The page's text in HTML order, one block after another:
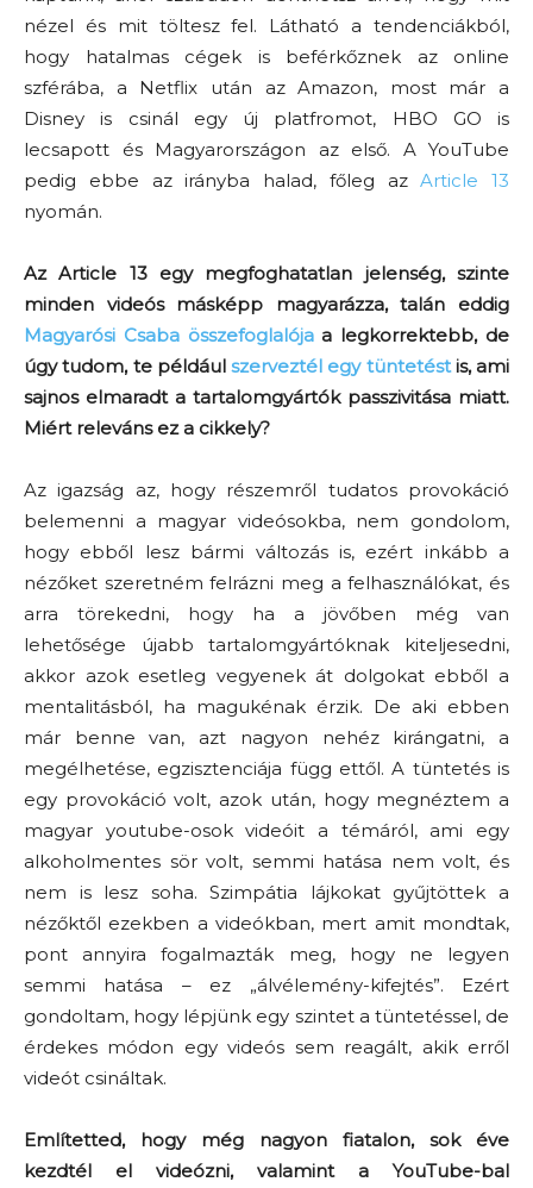
nézel és mit töltesz fel. Látható a tendenciákból,
hogy hatalmas cégek is beférkőznek az online
szférába, a Netflix után az Amazon, most már a
Disney is csinál egy új platfromot, HBO GO is
lecsapott és Magyarországon az első. A YouTube
pedig ebbe az irányba halad, főleg azArticle 13
nyomán.
Az Article 13 egy megfoghatatlan jelenség, szinte
minden videós másképp magyarázza, talán eddig
Magyarósi Csaba összefoglalója a legkorrektebb, de
úgy tudom, te például szerveztél egy tüntetést is, ami
sajnos elmaradt a tartalomgyártók passzivitása miatt.
Miért releváns ez a cikkely?
Az igazság az, hogy részemről tudatos provokáció
belemenni a magyar videósokba, nem gondolom,
hogy ebből lesz bármi változás is, ezért inkább a
nézőket szeretném felrázni meg a felhasználókat, és
arra törekedni, hogy ha a jövőben még van
lehetősége újabb tartalomgyártóknak kiteljesedni,
akkor azok esetleg vegyenek át dolgokat ebből a
mentalitásból, ha magukénak érzik. De aki ebben
már benne van, azt nagyon nehéz kirángatni, a
megélhetése, egzisztenciája függ ettől. A tüntetés is
egy provokáció volt, azok után, hogy megnéztem a
magyar youtube-osok videóit a témáról, ami egy
alkoholmentes sör volt, semmi hatása nem volt, és
nem is lesz soha. Szimpátia lájkokat gyűjtöttek a
nézőktől ezekben a videókban, mert amit mondtak,
pont annyira fogalmazták meg, hogy ne legyen
semmi hatása – ez „álvélemény-kifejtés”. Ezért
gondoltam, hogy lépjünk egy szintet a tüntetéssel, de
érdekes módon egy videós sem reagált, akik erről
videót csináltak.
Említetted, hogy még nagyon fiatalon, sok éve
kezdtél el videózni, valamint a YouTube-bal